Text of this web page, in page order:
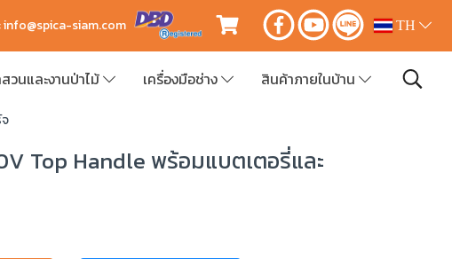
info@spica-siam.com TH
นและงานป่าไม้ เครื่องมือช่าง สินค้าภายในบ้าน
Top Handle พร้อมแบตเตอรี่และ